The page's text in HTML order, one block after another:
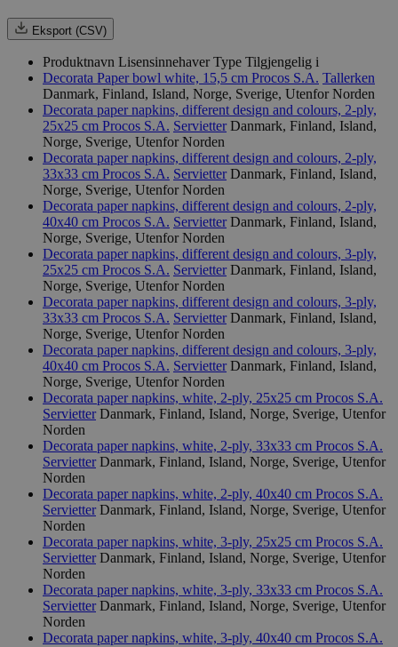
Eksport (CSV)
Produktnavn Lisensinnehaver Type Tilgjengelig i
Decorata Paper bowl white, 15,5 cm Procos S.A. Tallerken
Danmark, Finland, Island, Norge, Sverige, Utenfor Norden
Decorata paper napkins, different design and colours, 2-ply,
25x25 cm Procos S.A. Servietter Danmark, Finland, Island,
Norge, Sverige, Utenfor Norden
Decorata paper napkins, different design and colours, 2-ply,
33x33 cm Procos S.A. Servietter Danmark, Finland, Island,
Norge, Sverige, Utenfor Norden
Decorata paper napkins, different design and colours, 2-ply,
40x40 cm Procos S.A. Servietter Danmark, Finland, Island,
Norge, Sverige, Utenfor Norden
Decorata paper napkins, different design and colours, 3-ply,
25x25 cm Procos S.A. Servietter Danmark, Finland, Island,
Norge, Sverige, Utenfor Norden
Decorata paper napkins, different design and colours, 3-ply,
33x33 cm Procos S.A. Servietter Danmark, Finland, Island,
Norge, Sverige, Utenfor Norden
Decorata paper napkins, different design and colours, 3-ply,
40x40 cm Procos S.A. Servietter Danmark, Finland, Island,
Norge, Sverige, Utenfor Norden
Decorata paper napkins, white, 2-ply, 25x25 cm Procos S.A.
Servietter Danmark, Finland, Island, Norge, Sverige, Utenfor
Norden
Decorata paper napkins, white, 2-ply, 33x33 cm Procos S.A.
Servietter Danmark, Finland, Island, Norge, Sverige, Utenfor
Norden
Decorata paper napkins, white, 2-ply, 40x40 cm Procos S.A.
Servietter Danmark, Finland, Island, Norge, Sverige, Utenfor
Norden
Decorata paper napkins, white, 3-ply, 25x25 cm Procos S.A.
Servietter Danmark, Finland, Island, Norge, Sverige, Utenfor
Norden
Decorata paper napkins, white, 3-ply, 33x33 cm Procos S.A.
Servietter Danmark, Finland, Island, Norge, Sverige, Utenfor
Norden
Decorata paper napkins, white, 3-ply, 40x40 cm Procos S.A.